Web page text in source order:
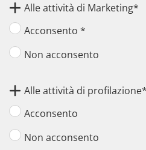
Alle attività di Marketing*
Acconsento *
Non acconsento
Alle attività di profilazione*
Acconsento
Non acconsento